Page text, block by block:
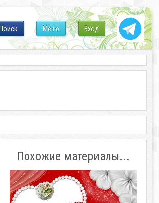
Вход
Меню
Поиск
Похожие материалы...